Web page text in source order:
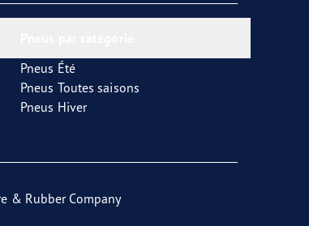
Pneus Été
Pneus Toutes saisons
Pneus Hiver
& Rubber Company